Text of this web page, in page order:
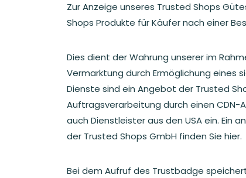
Zur Anzeige unseres Trusted Shops
Shops Produkte für Käufer nach einer
Dies dient der Wahrung unserer im
Vermarktung durch Ermöglichung eines
Dienste sind ein Angebot der Trusted
Auftragsverarbeitung durch einen
auch Dienstleister aus den USA ein.
der Trusted Shops GmbH finden Sie hier.
Bei dem Aufruf des Trustbadge